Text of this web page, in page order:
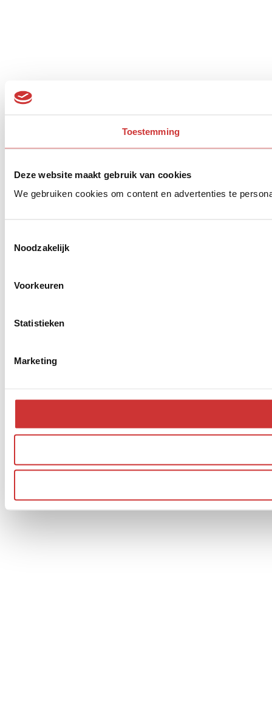
Toestemming
Deze website maakt gebruik van cookies
We gebruiken cookies om content en advertenties te
Noodzakelijk
Voorkeuren
Statistieken
Marketing